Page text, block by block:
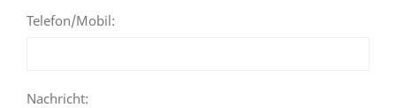
Telefon/Mobil:
Nachricht: